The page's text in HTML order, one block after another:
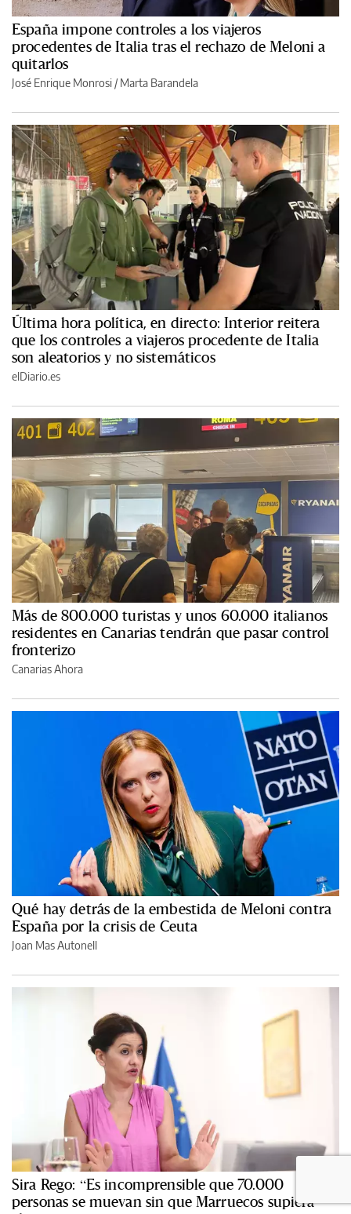
España impone controles a los viajeros
procedentes de Italia tras el rechazo de Meloni a
quitarlos
José Enrique Monrosi /Marta Barandela
Última hora política, en directo: Interior reitera
que los controles a viajeros procedente de Italia
son aleatorios y no sistemáticos
elDiario.es
Más de 800.000 turistas y unos 60.000 italianos
residentes en Canarias tendrán que pasar control
fronterizo
Canarias Ahora
Qué hay detrás de la embestida de Meloni contra
España por la crisis de Ceuta
Joan Mas Autonell
Sira Rego: “Es incomprensible que 70.000
personas se muevan sin que Marruecos supiera